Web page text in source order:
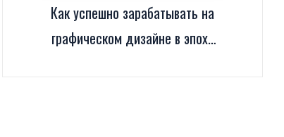
Как успешно зарабатывать на
графическом дизайне в эпоху